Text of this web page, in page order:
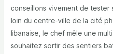
conseillons vivement de tester
loin du centre-ville de la cité
libanaise, le chef mêle une
souhaitez sortir des sentiers